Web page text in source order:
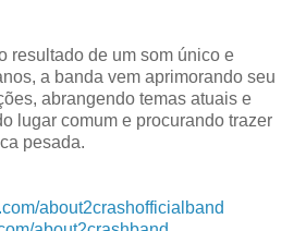
resultado de um som único e
a banda vem aprimorando seu
abrangendo temas atuais e
lugar comum e procurando trazer
pesada.
about2crashofficialband